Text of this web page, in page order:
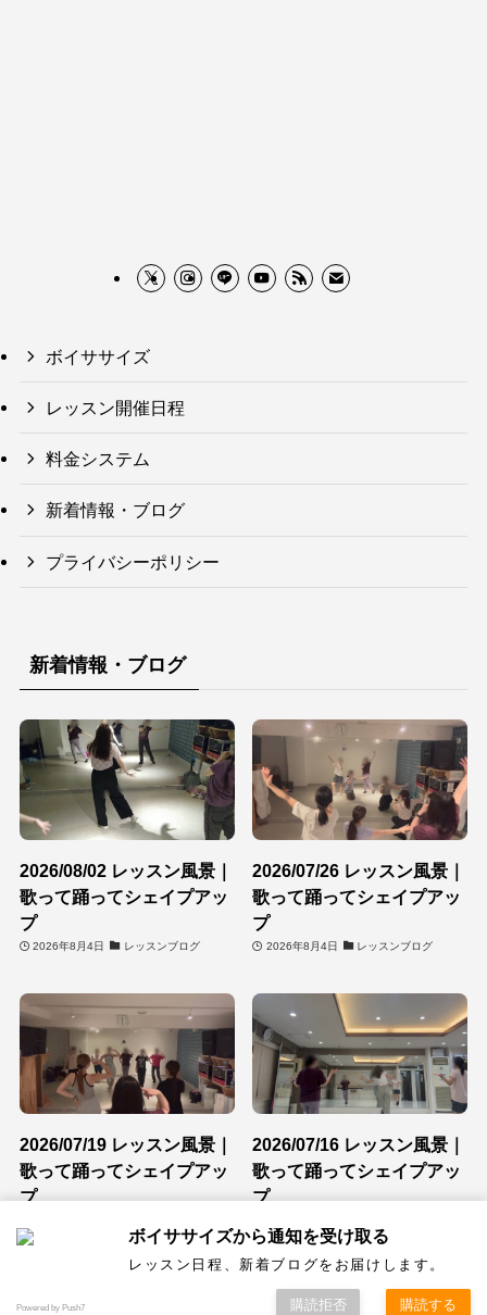
ボイササイズ
レッスン開催日程
料金システム
新着情報・ブログ
プライバシーポリシー
新着情報・ブログ
2026/08/02 レッスン風景｜
歌って踊ってシェイプアッ
プ
2026年8月4日 レッスンブログ
2026/07/26 レッスン風景｜
歌って踊ってシェイプアッ
プ
2026年8月4日 レッスンブログ
2026/07/19 レッスン風景｜
歌って踊ってシェイプアッ
プ
2026/07/16 レッスン風景｜
歌って踊ってシェイプアッ
プ
ボイササイズから通知を受け取る
レッスン日程、新着ブログをお届けします。
Powered by Push7 購読拒否 購読する